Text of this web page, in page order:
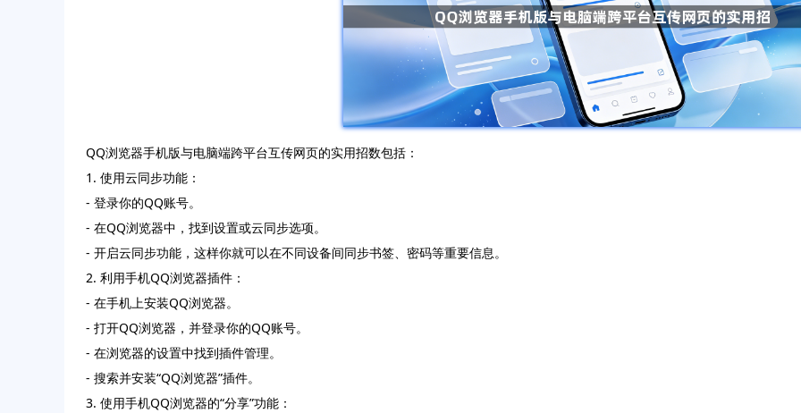
QQ浏览器手机版与电脑端跨平台互传网页的实用招数包括：
1. 使用云同步功能：
- 登录你的QQ账号。
- 在QQ浏览器中，找到设置或云同步选项。
- 开启云同步功能，这样你就可以在不同设备间同步书签、密码等重要信息。
2. 利用手机QQ浏览器插件：
- 在手机上安装QQ浏览器。
- 打开QQ浏览器，并登录你的QQ账号。
- 在浏览器的设置中找到插件管理。
- 搜索并安装“QQ浏览器”插件。
3. 使用手机QQ浏览器的“分享”功能：